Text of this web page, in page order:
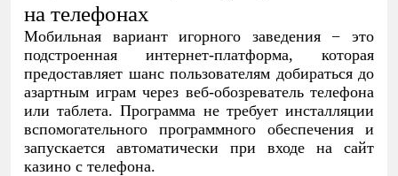
на телефонах
Мобильная вариант игорного заведения − это
подстроенная интернет-платформа, которая
предоставляет шанс пользователям добираться до
азартным играм через веб-обозреватель телефона
или таблета. Программа не требует инсталляции
вспомогательного программного обеспечения и
запускается автоматически при входе на сайт
казино с телефона.